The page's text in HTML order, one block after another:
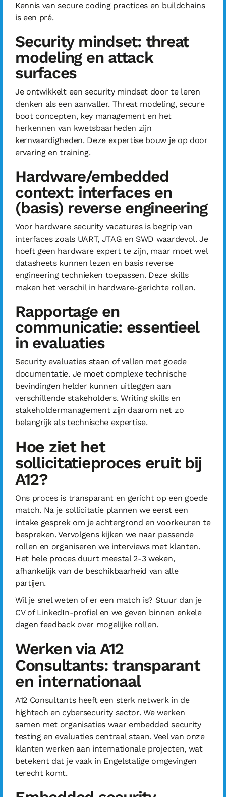
Kennis van secure coding practices en buildchains
is een pré.
Security mindset: threat
modeling en attack
surfaces
Je ontwikkelt een security mindset door te leren
denken als een aanvaller. Threat modeling, secure
boot concepten, key management en het
herkennen van kwetsbaarheden zijn
kernvaardigheden. Deze expertise bouw je op door
ervaring en training.
Hardware/embedded
context: interfaces en
(basis) reverse engineering
Voor hardware security vacatures is begrip van
interfaces zoals UART, JTAG en SWD waardevol. Je
hoeft geen hardware expert te zijn, maar moet wel
datasheets kunnen lezen en basis reverse
engineering technieken toepassen. Deze skills
maken het verschil in hardware-gerichte rollen.
Rapportage en
communicatie: essentieel
in evaluaties
Security evaluaties staan of vallen met goede
documentatie. Je moet complexe technische
bevindingen helder kunnen uitleggen aan
verschillende stakeholders. Writing skills en
stakeholdermanagement zijn daarom net zo
belangrijk als technische expertise.
Hoe ziet het
sollicitatieproces eruit bij
A12?
Ons proces is transparant en gericht op een goede
match. Na je sollicitatie plannen we eerst een
intake gesprek om je achtergrond en voorkeuren te
bespreken. Vervolgens kijken we naar passende
rollen en organiseren we interviews met klanten.
Het hele proces duurt meestal 2-3 weken,
afhankelijk van de beschikbaarheid van alle
partijen.
Wil je snel weten of er een match is? Stuur dan je
CV of LinkedIn-profiel en we geven binnen enkele
dagen feedback over mogelijke rollen.
Werken via A12
Consultants: transparant
en internationaal
A12 Consultants heeft een sterk netwerk in de
hightech en cybersecurity sector. We werken
samen met organisaties waar embedded security
testing en evaluaties centraal staan. Veel van onze
klanten werken aan internationale projecten, wat
betekent dat je vaak in Engelstalige omgevingen
terecht komt.